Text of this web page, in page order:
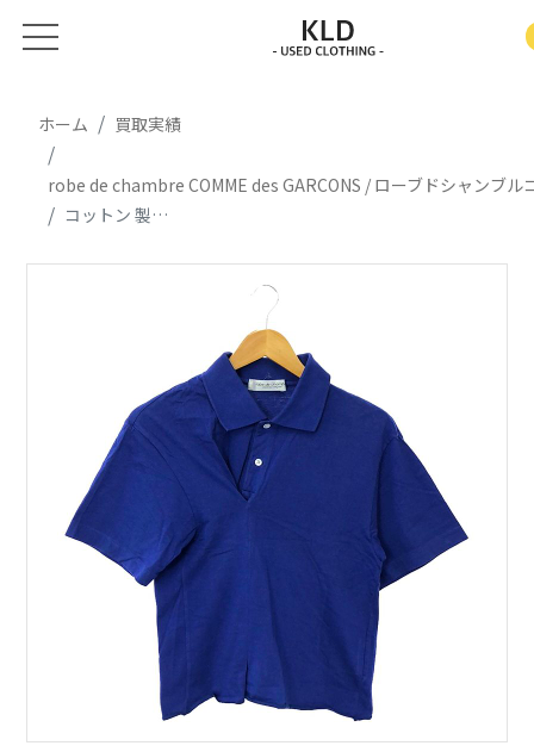
ホーム 買取実績
robe de chambre COMME des GARCONS / ローブドシャンブル
コットン 製品染め フロントタック 半袖ポロシャツ